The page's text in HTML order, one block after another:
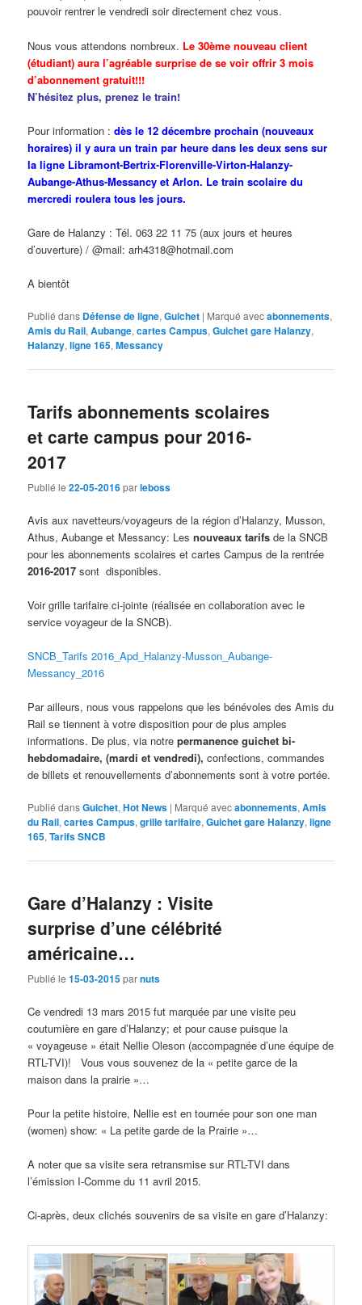
pouvoir rentrer le vendredi soir directement chez vous.
Nous vous attendons nombreux. Le 30ème nouveau client
(étudiant) aura l’agréable surprise de se voir offrir 3 mois
d’abonnement gratuit!!!
N’hésitez plus, prenez le train!
Pour information :dès le 12 décembre prochain (nouveaux
horaires) il y aura un train par heure dans les deux sens sur
la ligne Libramont-Bertrix-Florenville-Virton-Halanzy-
Aubange-Athus-Messancy et Arlon. Le train scolaire du
mercredi roulera tous les jours.
Gare de Halanzy : Tél. 063 22 11 75 (aux jours et heures
d’ouverture) / @mail: arh4318@hotmail.com
A bientôt
Publié dans Défense de ligne,Guichet | Marqué avecabonnements,
Amis du Rail,Aubange,cartes Campus,Guichet gare Halanzy,
Halanzy,ligne 165,Messancy
Tarifs abonnements scolaires
et carte campus pour 2016-
2017
Publié le22-05-2016parleboss
Avis aux navetteurs/voyageurs de la région d’Halanzy, Musson,
Athus, Aubange et Messancy: Lesnouveaux tarifs de la SNCB
pour les abonnements scolaires et cartes Campus de la rentrée
2016-2017 sont disponibles.
Voir grille tarifaire ci-jointe (réalisée en collaboration avec le
service voyageur de la SNCB).
SNCB_Tarifs 2016_Apd_Halanzy-Musson_Aubange-
Messancy_2016
Par ailleurs, nous vous rappelons que les bénévoles des Amis du
Rail se tiennent à votre disposition pour de plus amples
informations. De plus, via notrepermanence guichet bi-
hebdomadaire, (mardi et vendredi),confections, commandes
de billets et renouvellements d’abonnements sont à votre portée.
Publié dansGuichet,Hot News | Marqué avecabonnements,Amis
du Rail,cartes Campus,grille tarifaire,Guichet gare Halanzy,ligne
165,Tarifs SNCB
Gare d’Halanzy : Visite
surprise d’une célébrité
américaine…
Publié le15-03-2015parnuts
Ce vendredi 13 mars 2015 fut marquée par une visite peu
coutumière en gare d’Halanzy; et pour cause puisque la
« voyageuse » était Nellie Oleson (accompagnée d’une équipe de
RTL-TVI)! Vous vous souvenez de la « petite garce de la
maison dans la prairie »…
Pour la petite histoire, Nellie est en tournée pour son one man
(women) show: « La petite garde de la Prairie »…
A noter que sa visite sera retransmise sur RTL-TVI dans
l’émission I-Comme du 11 avril 2015.
Ci-après, deux clichés souvenirs de sa visite en gare d’Halanzy: